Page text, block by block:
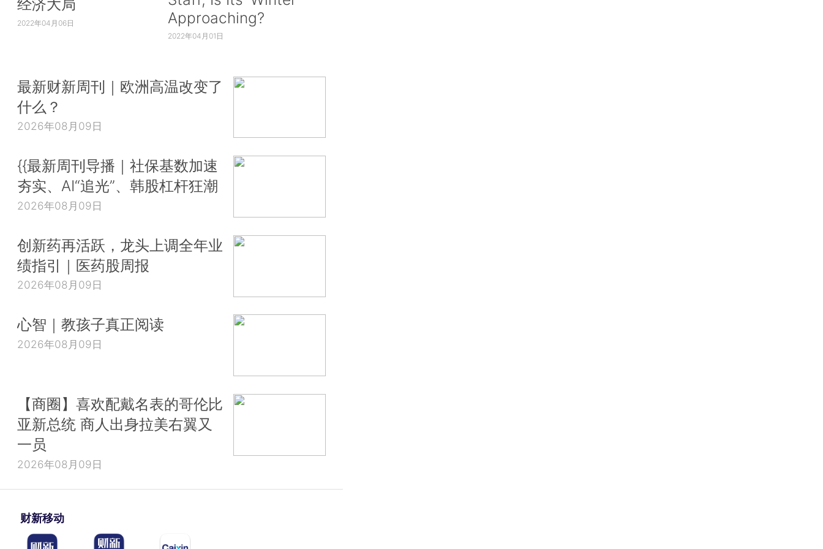
经济大局
2022年04月06日
Approaching?
2022年04月01日
最新财新周刊｜欧洲高温改变了
什么？
2026年08月09日
{{最新周刊导播｜社保基数加速
夯实、AI“追光”、韩股杠杆狂潮
2026年08月09日
创新药再活跃，龙头上调全年业
绩指引｜医药股周报
2026年08月09日
心智｜教孩子真正阅读
2026年08月09日
【商圈】喜欢配戴名表的哥伦比
亚新总统 商人出身拉美右翼又
一员
2026年08月09日
财新移动